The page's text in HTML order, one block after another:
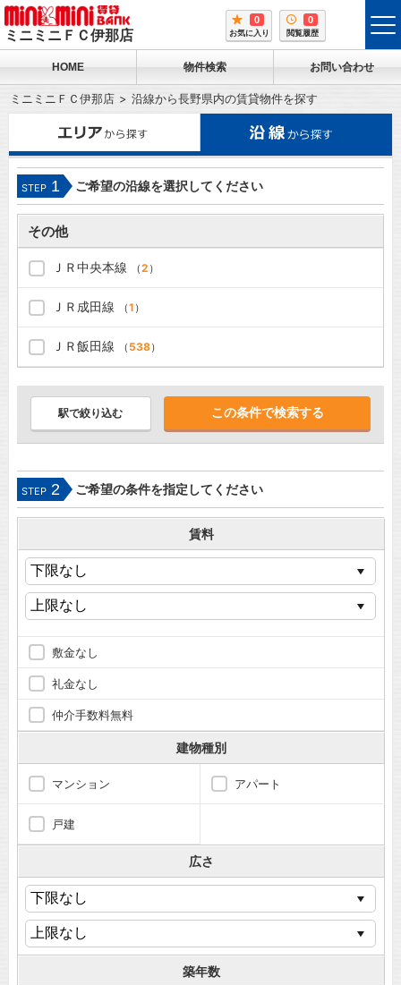
ミニミニＦＣ伊那店
0
お気に入り
0
閲覧履歴
HOME 物件検索 お問い合わせ
ミニミニＦＣ伊那店 沿線から長野県内の賃貸物件を探す
STEP 1 ご希望の沿線を選択してください
その他
ＪＲ中央本線 （2 ）
ＪＲ成田線 （1 ）
ＪＲ飯田線 （ 538）
駅で絞り込む
STEP 2 ご希望の条件を指定してください
賃料
敷金なし
礼金なし
仲介手数料無料
建物種別
マンション アパート
戸建
広さ
築年数